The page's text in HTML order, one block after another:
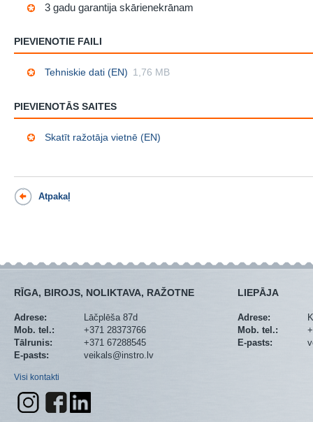
3 gadu garantija skārienekrānam
PIEVIENOTIE FAILI
Tehniskie dati (EN) 1,76 MB
PIEVIENOTĀS SAITES
Skatīt ražotāja vietnē (EN)
Atpakaļ
RĪGA, BIROJS, NOLIKTAVA, RAŽOTNE
Adrese:
Lāčplēša 87d
Mob. tel.:
+371 28373766
Tālrunis:
+371 67288545
E-pasts:
veikals@instro.lv
Visi kontakti
LIEPĀJA
Adrese:
Mob. tel.:
E-pasts: